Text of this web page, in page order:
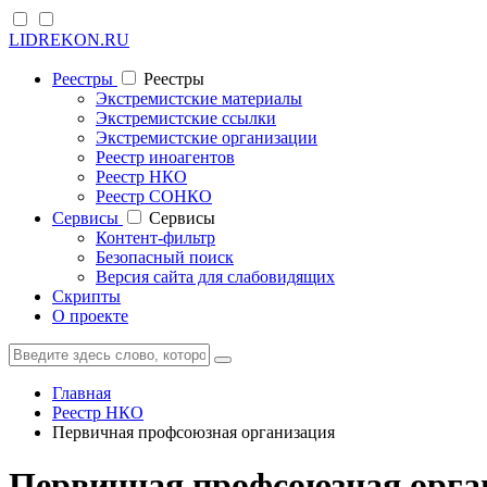
LIDREKON.RU
Реестры
Реестры
Экстремистские материалы
Экстремистские ссылки
Экстремистские организации
Реестр иноагентов
Реестр НКО
Реестр СОНКО
Cервисы
Cервисы
Контент-фильтр
Безопасный поиск
Версия сайта для слабовидящих
Скрипты
О проекте
Главная
Реестр НКО
Первичная профсоюзная организация